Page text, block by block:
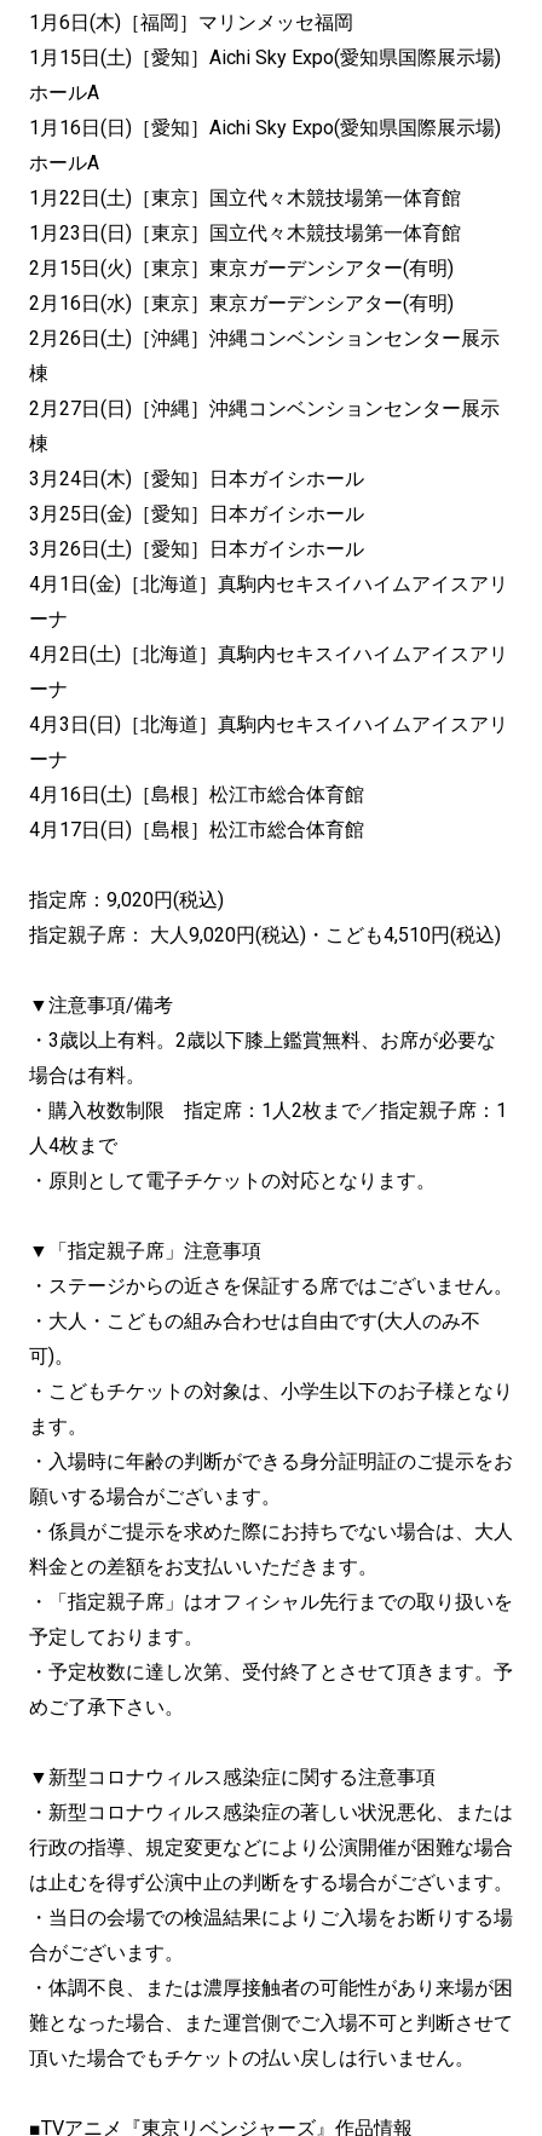
1月6日(木)［福岡］マリンメッセ福岡
1月15日(土)［愛知］Aichi Sky Expo(愛知県国際展示場)
ホールA
1月16日(日)［愛知］Aichi Sky Expo(愛知県国際展示場)
ホールA
1月22日(土)［東京］国立代々木競技場第一体育館
1月23日(日)［東京］国立代々木競技場第一体育館
2月15日(火)［東京］東京ガーデンシアター(有明)
2月16日(水)［東京］東京ガーデンシアター(有明)
2月26日(土)［沖縄］沖縄コンベンションセンター展示
棟
2月27日(日)［沖縄］沖縄コンベンションセンター展示
棟
3月24日(木)［愛知］日本ガイシホール
3月25日(金)［愛知］日本ガイシホール
3月26日(土)［愛知］日本ガイシホール
4月1日(金)［北海道］真駒内セキスイハイムアイスアリ
ーナ
4月2日(土)［北海道］真駒内セキスイハイムアイスアリ
ーナ
4月3日(日)［北海道］真駒内セキスイハイムアイスアリ
ーナ
4月16日(土)［島根］松江市総合体育館
4月17日(日)［島根］松江市総合体育館
指定席：9,020円(税込)
指定親子席： 大人9,020円(税込)・こども4,510円(税込)
▼注意事項/備考
・3歳以上有料。2歳以下膝上鑑賞無料、お席が必要な
場合は有料。
・購入枚数制限 指定席：1人2枚まで／指定親子席：1
人4枚まで
・原則として電子チケットの対応となります。
▼「指定親子席」注意事項
・ステージからの近さを保証する席ではございません。
・大人・こどもの組み合わせは自由です(大人のみ不
可)。
・こどもチケットの対象は、小学生以下のお子様となり
ます。
・入場時に年齢の判断ができる身分証明証のご提示をお
願いする場合がございます。
・係員がご提示を求めた際にお持ちでない場合は、大人
料金との差額をお支払いいただきます。
・「指定親子席」はオフィシャル先行までの取り扱いを
予定しております。
・予定枚数に達し次第、受付終了とさせて頂きます。予
めご了承下さい。
▼新型コロナウィルス感染症に関する注意事項
・新型コロナウィルス感染症の著しい状況悪化、または
行政の指導、規定変更などにより公演開催が困難な場合
は止むを得ず公演中止の判断をする場合がございます。
・当日の会場での検温結果によりご入場をお断りする場
合がございます。
・体調不良、または濃厚接触者の可能性があり来場が困
難となった場合、また運営側でご入場不可と判断させて
頂いた場合でもチケットの払い戻しは行いません。
■TVアニメ『東京リベンジャーズ』作品情報